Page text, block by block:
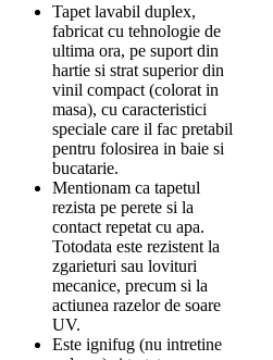
Tapet lavabil duplex,
fabricat cu tehnologie de
ultima ora, pe suport din
hartie si strat superior din
vinil compact (colorat in
masa), cu caracteristici
speciale care il fac pretabil
pentru folosirea in baie si
bucatarie.
Mentionam ca tapetul
rezista pe perete si la
contact repetat cu apa.
Totodata este rezistent la
zgarieturi sau lovituri
mecanice, precum si la
actiunea razelor de soare
UV.
Este ignifug (nu intretine